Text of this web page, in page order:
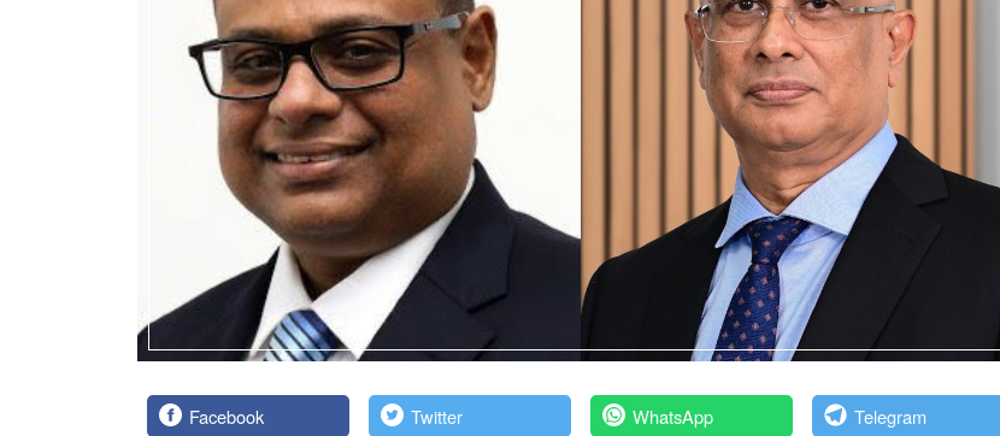
Facebook Twitter WhatsApp Telegram